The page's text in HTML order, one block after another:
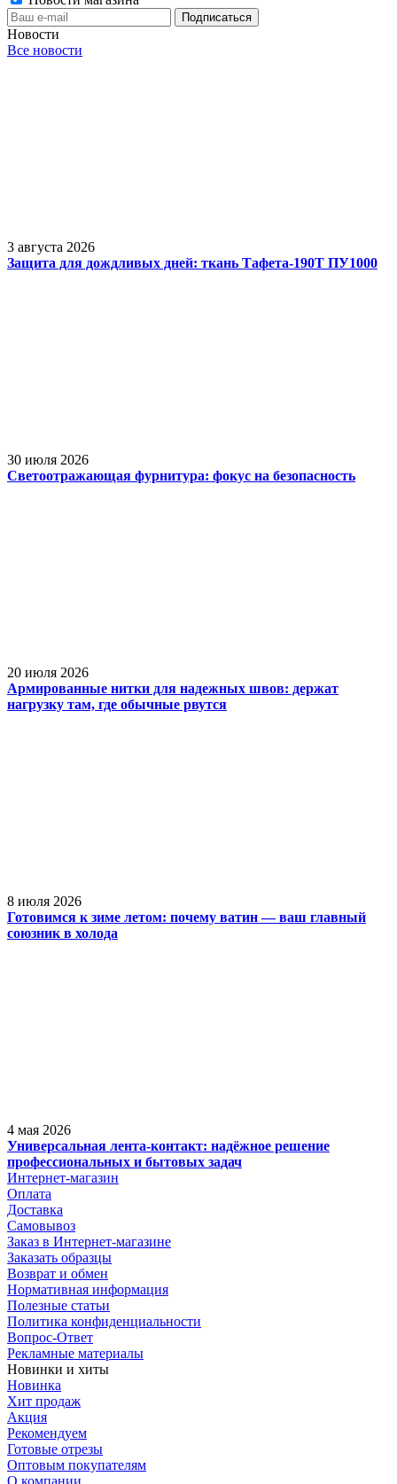
Новости
Все новости
3 августа 2026
Защита для дождливых дней: ткань Тафета-190Т ПУ1000
30 июля 2026
Светоотражающая фурнитура: фокус на безопасность
20 июля 2026
Армированные нитки для надежных швов: держат
нагрузку там, где обычные рвутся
8 июля 2026
Готовимся к зиме летом: почему ватин — ваш главный
союзник в холода
4 мая 2026
Универсальная лента-контакт: надёжное решение
профессиональных и бытовых задач
Интернет-магазин
Оплата
Доставка
Самовывоз
Заказ в Интернет-магазине
Заказать образцы
Возврат и обмен
Нормативная информация
Полезные статьи
Политика конфиденциальности
Вопрос-Ответ
Рекламные материалы
Новинки и хиты
Новинка
Хит продаж
Акция
Рекомендуем
Готовые отрезы
Оптовым покупателям